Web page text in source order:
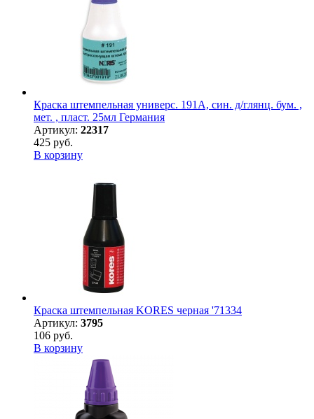
Краска штемпельная универс. 191А, син. д/глянц. бум. ,
мет. , пласт. 25мл Германия
Артикул: 22317
425 руб.
В корзину
Краска штемпельная KORES черная '71334
Артикул: 3795
106 руб.
В корзину